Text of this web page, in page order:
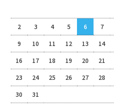
2 3 4 5 6 7
9 10 11 12 13 14
16 17 18 19 20 21
23 24 25 26 27 28
30 31